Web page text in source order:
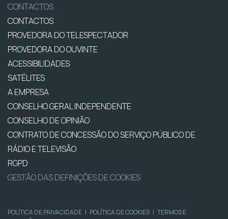
CONTACTOS
CONTACTOS
PROVEDORA DO TELESPECTADOR
PROVEDORA DO OUVINTE
ACESSIBILIDADES
SATÉLITES
A EMPRESA
CONSELHO GERAL INDEPENDENTE
CONSELHO DE OPINIÃO
CONTRATO DE CONCESSÃO DO SERVIÇO PÚBLICO DE
RÁDIO E TELEVISÃO
RGPD
GESTÃO DAS DEFINIÇÕES DE COOKIES
POLÍTICA DE PRIVACIDADE | POLÍTICA DE COOKIES | TERMOS E